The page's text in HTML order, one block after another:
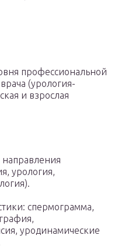
профессиональной
(урология-
и взрослая
урология,
спермограмма,
уродинамические